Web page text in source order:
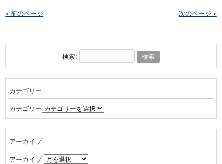
« 前のページ 次のページ »
検索:
カテゴリー
カテゴリー
アーカイブ
アーカイブ